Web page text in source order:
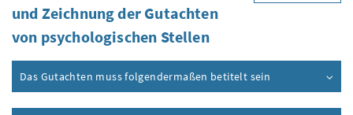
und Zeichnung der Gutachten
von psychologischen Stellen
Das Gutachten muss folgendermaßen betitelt sein